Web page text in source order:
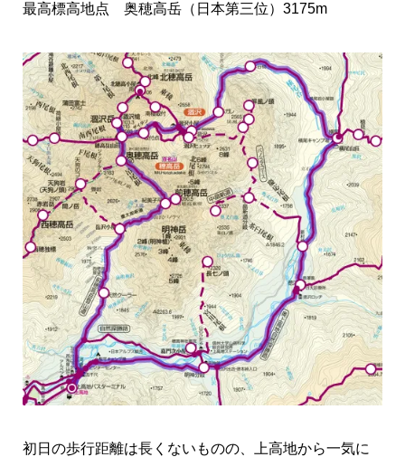
最高標高地点 奥穂高岳（日本第三位）3175m
初日の歩行距離は長くないものの、上高地から一気に